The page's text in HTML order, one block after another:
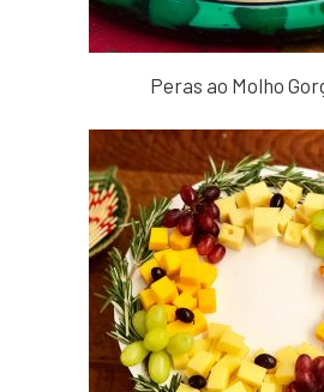
Peras ao Molho